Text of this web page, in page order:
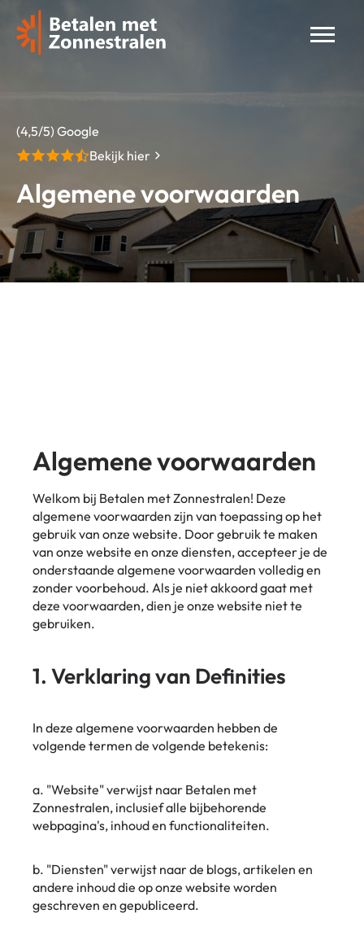
(4,5/5) Google
Bekijk hier
Algemene voorwaarden
Algemene voorwaarden
Welkom bij Betalen met Zonnestralen! Deze
algemene voorwaarden zijn van toepassing op het
gebruik van onze website. Door gebruik te maken
van onze website en onze diensten, accepteer je de
onderstaande algemene voorwaarden volledig en
zonder voorbehoud. Als je niet akkoord gaat met
deze voorwaarden, dien je onze website niet te
gebruiken.
1. Verklaring van Definities
In deze algemene voorwaarden hebben de
volgende termen de volgende betekenis:
a. "Website" verwijst naar Betalen met
Zonnestralen, inclusief alle bijbehorende
webpagina's, inhoud en functionaliteiten.
b. "Diensten" verwijst naar de blogs, artikelen en
andere inhoud die op onze website worden
geschreven en gepubliceerd.